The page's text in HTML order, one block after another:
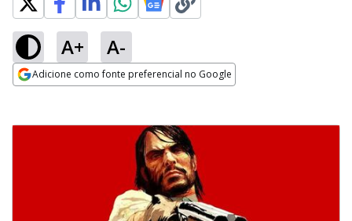
A+ A-
Adicione como fonte preferencial no Google